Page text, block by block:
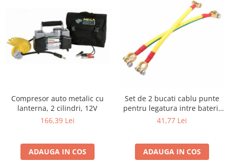
Compresor auto metalic cu
lanterna, 2 cilindri, 12V
166,39 Lei
ADAUGA IN COS
Set de 2 bucati cablu punte
pentru legatura intre baterii
lungime 30 cm
41,77 Lei
ADAUGA IN COS